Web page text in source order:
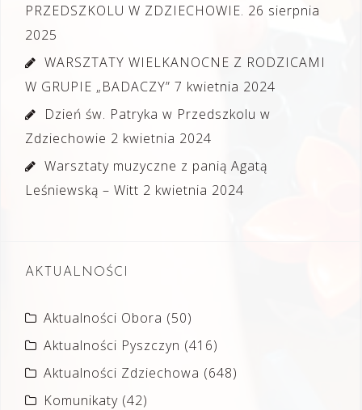
PRZEDSZKOLU W ZDZIECHOWIE. 26 sierpnia
2025
WARSZTATY WIELKANOCNE Z RODZICAMI
W GRUPIE „BADACZY” 7 kwietnia 2024
Dzień św. Patryka w Przedszkolu w
Zdziechowie 2 kwietnia 2024
Warsztaty muzyczne z panią Agatą
Leśniewską – Witt 2 kwietnia 2024
AKTUALNOŚCI
Aktualności Obora (50)
Aktualności Pyszczyn (416)
Aktualności Zdziechowa (648)
Komunikaty (42)